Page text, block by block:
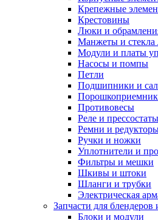
Крепежные
Крестовины
Люки и
Манжеты и стекла
Модули и платы
Насосы и помпы
Петли
Подшипники и
Противовесы
Реле и прессостаты
Ремни и
Ручки и ножки
Уплотнители и
Фильтры и мешки
Шкивы и штоки
Шланги и трубки
Электрическая
Запчасти для
Блоки и модули